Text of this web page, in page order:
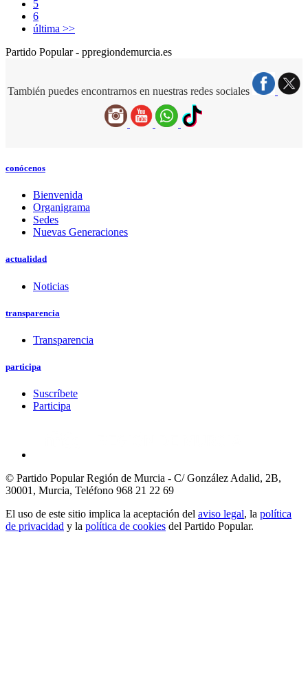
5
6
última >>
Partido Popular - ppregiondemurcia.es
También puedes encontrarnos en nuestras redes sociales
conócenos
Bienvenida
Organigrama
Sedes
Nuevas Generaciones
actualidad
Noticias
transparencia
Transparencia
participa
Suscríbete
Participa
© Partido Popular Región de Murcia - C/ González Adalid, 2B,
30001, Murcia, Teléfono 968 21 22 69
El uso de este sitio implica la aceptación del aviso legal, la política
de privacidad y la política de cookies del Partido Popular.